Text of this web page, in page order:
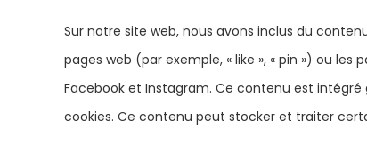
Sur notre site web, nous avons inclus du
pages web (par exemple, « like », « pin ») ou
Facebook et Instagram. Ce contenu est
cookies. Ce contenu peut stocker et traiter